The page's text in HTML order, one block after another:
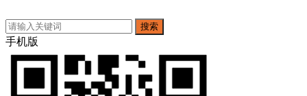
搜索
手机版